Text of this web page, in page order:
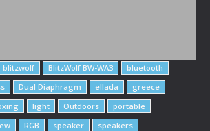
blitzwolf BlitzWolf BW-WA3
bluetooth
Dual Diaphragm ellada
greece
light Outdoors
portable
RGB speaker
speakers